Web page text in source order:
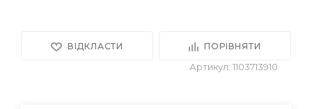
ВІДКЛАСТИ ПОРІВНЯТИ
Артикул: 1103713910